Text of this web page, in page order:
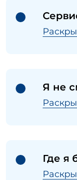
Я не
Где я